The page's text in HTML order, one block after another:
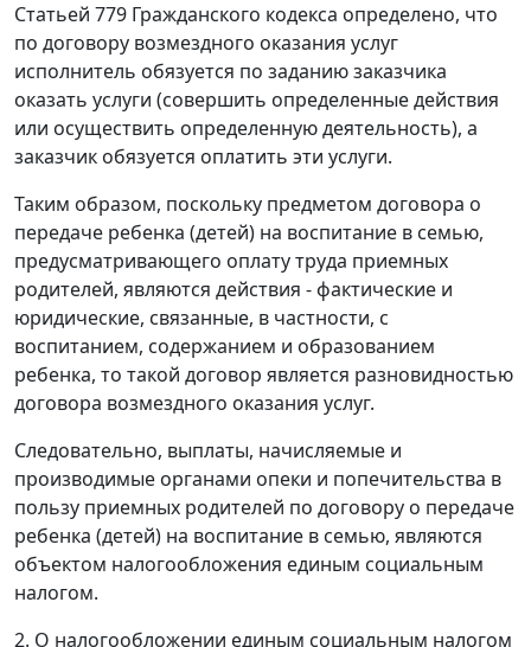
Статьей 779 Гражданского кодекса определено, что
по договору возмездного оказания услуг
исполнитель обязуется по заданию заказчика
оказать услуги (совершить определенные действия
или осуществить определенную деятельность), а
заказчик обязуется оплатить эти услуги.
Таким образом, поскольку предметом договора о
передаче ребенка (детей) на воспитание в семью,
предусматривающего оплату труда приемных
родителей, являются действия - фактические и
юридические, связанные, в частности, с
воспитанием, содержанием и образованием
ребенка, то такой договор является разновидностью
договора возмездного оказания услуг.
Следовательно, выплаты, начисляемые и
производимые органами опеки и попечительства в
пользу приемных родителей по договору о передаче
ребенка (детей) на воспитание в семью, являются
объектом налогообложения единым социальным
налогом.
2. О налогообложении единым социальным налогом